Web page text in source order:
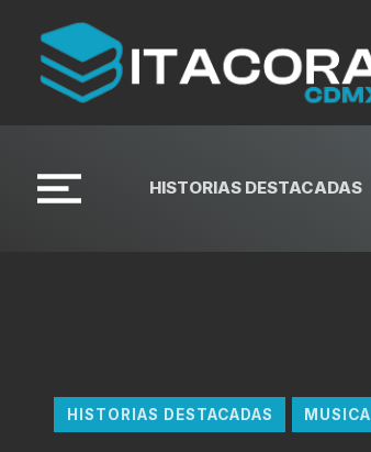
HISTORIAS DESTACADAS
HISTORIAS DESTACADAS MUSICA